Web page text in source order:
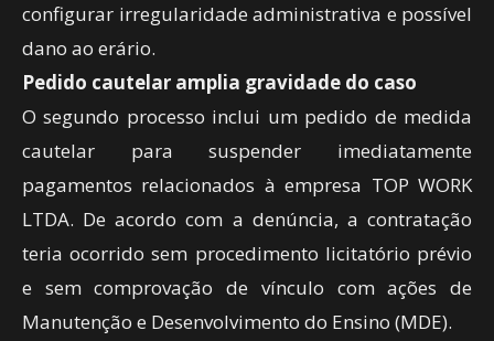
configurar irregularidade administrativa e possível
dano ao erário.
Pedido cautelar amplia gravidade do caso
O segundo processo inclui um pedido de medida
cautelar para suspender imediatamente
pagamentos relacionados à empresa TOP WORK
LTDA. De acordo com a denúncia, a contratação
teria ocorrido sem procedimento licitatório prévio
e sem comprovação de vínculo com ações de
Manutenção e Desenvolvimento do Ensino (MDE).